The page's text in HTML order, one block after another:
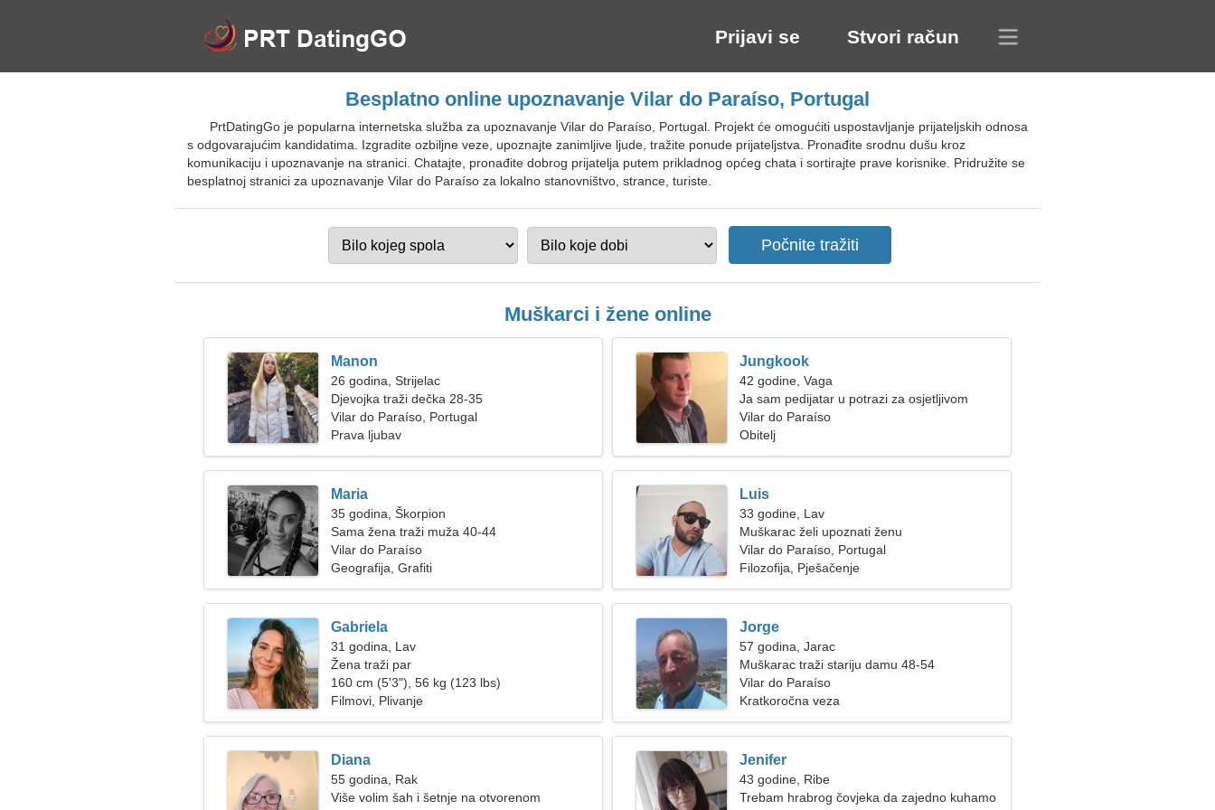
Prijavi se Stvori račun
Besplatno online upoznavanje Vilar do Paraíso, Portugal
PrtDatingGo je popularna internetska služba za upoznavanje Vilar do Paraíso, Portugal. Projekt će omogućiti uspostavljanje prijateljskih odnosa
s odgovarajućim kandidatima. Izgradite ozbiljne veze, upoznajte zanimljive ljude, tražite ponude prijateljstva. Pronađite srodnu dušu kroz
komunikaciju i upoznavanje na stranici. Chatajte, pronađite dobrog prijatelja putem prikladnog općeg chata i sortirajte prave korisnike. Pridružite se
besplatnoj stranici za upoznavanje Vilar do Paraíso za lokalno stanovništvo, strance, turiste.
Muškarci i žene online
Manon
26 godina, Strijelac
Djevojka traži dečka 28-35
Vilar do Paraíso, Portugal
Prava ljubav
Jungkook
42 godine, Vaga
Ja sam pedijatar u potrazi za osjetljivom
ženom
Vilar do Paraíso
Obitelj
Maria
35 godina, Škorpion
Sama žena traži muža 40-44
Vilar do Paraíso
Geografija, Grafiti
Luis
33 godine, Lav
Muškarac želi upoznati ženu
Vilar do Paraíso, Portugal
Filozofija, Pješačenje
Gabriela
31 godina, Lav
Žena traži par
160 cm (5'3"), 56 kg (123 lbs)
Filmovi, Plivanje
Jorge
57 godina, Jarac
Muškarac traži stariju damu 48-54
Vilar do Paraíso
Kratkoročna veza
Diana
55 godina, Rak
Više volim šah i šetnje na otvorenom
Jenifer
43 godine, Ribe
Trebam hrabrog čovjeka da zajedno kuhamo